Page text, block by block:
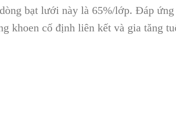
bạt lưới này là 65%/lớp. Đáp
khoen cố định liên kết và gia tăng